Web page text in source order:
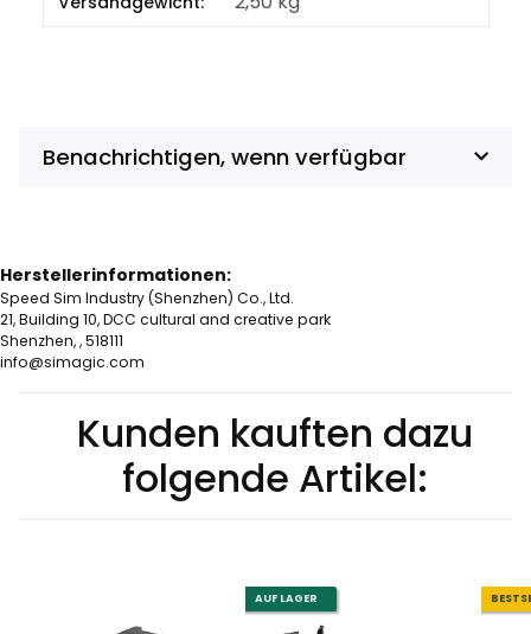
Benachrichtigen, wenn verfügbar
Herstellerinformationen:
Speed Sim Industry (Shenzhen) Co., Ltd.
21, Building 10, DCC cultural and creative park
Shenzhen, , 518111
info@simagic.com
Kunden kauften dazu
folgende Artikel:
AUF LAGER